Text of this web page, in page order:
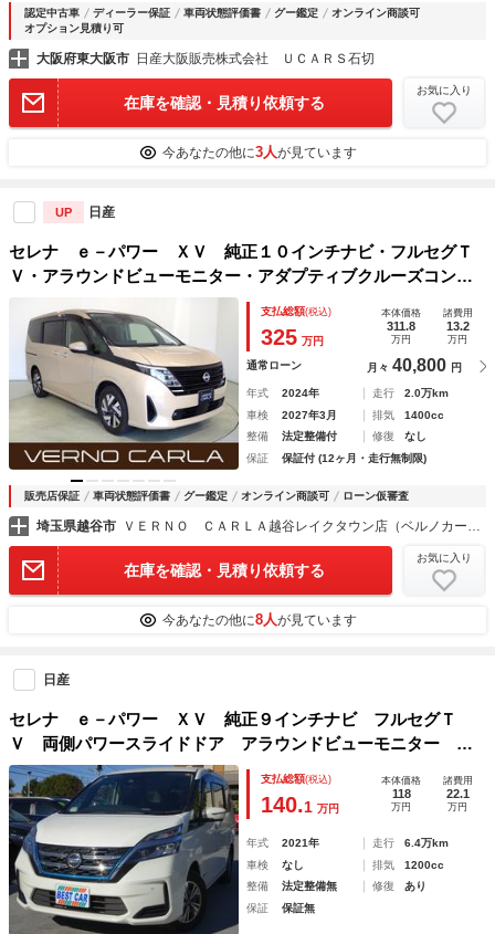
認定中古車 ディーラー保証 車両状態評価書 グー鑑定
オンライン商談可
オプション見積り可
大阪府東大阪市 日産大阪販売株式会社 ＵＣＡＲＳ石切
在庫を確認・見積り依頼する
お気に入り
今あなたの他に3人が見ています
UP 日産
セレナ ｅ－パワー ＸＶ 純正１０インチナビ・フルセグＴ
Ｖ・アラウンドビューモニター・アダプティブクルーズコント
ロール・衝突軽減ブレーキ・プロパイロット・両側電動スライ
ドドア・インテリジェントスマートルームミラー・ＬＥＤ
支払総額(税込)
325 万円
本体価格
311.8
万円
諸費用
13.2
万円
通常ローン 月々 40,800 円
年式 2024年 走行
2.0万km
車検
2027年3月 排気
1400cc
整備
法定整備付 修復
なし
保証
保証付 (12ヶ月・走行無制限)
販売店保証 車両状態評価書 グー鑑定 オンライン商談可 ローン仮審査
埼玉県越谷市
在庫を確認・見積り依頼する
お気に入り
今あなたの他に8人が見ています
日産
セレナ ｅ－パワー ＸＶ 純正９インチナビ フルセグＴ
Ｖ 両側パワースライドドア アラウンドビューモニター ド
ライブレコーダー前後 ＥＴＣ Ｂｌｕｅｔｏｏｔｈ ＤＩＳ
Ｃ ＵＳＢ クルーズコントロール レーンキープアシスト
支払総額(税込)
140.1 万円
本体価格
118
万円
諸費用
22.1
万円
年式 2021年 走行
6.4万km
車検
なし 排気
1200cc
整備
法定整備無 修復
あり
保証
保証無